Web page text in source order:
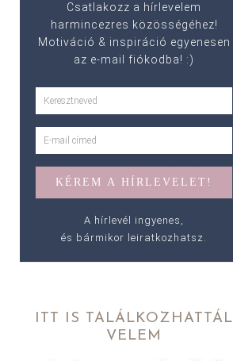
Csatlakozz a hírlevelem
harmincezres közösségéhez!
Motiváció & inspiráció egyenesen
az e-mail fiókodba! :)
A hírlevél ingyenes,
és bármikor leiratkozhatsz.
ITT IS TALÁLKOZHATTÁL
VELEM